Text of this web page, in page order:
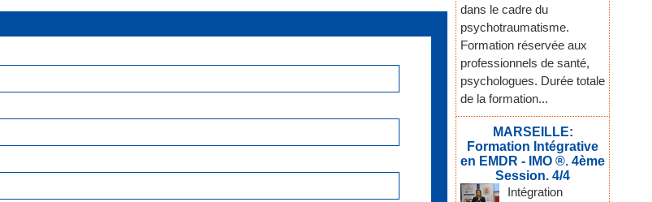
dans le cadre du
psychotraumatisme.
Formation réservée aux
professionnels de santé,
psychologues. Durée totale
de la formation...
MARSEILLE:
Formation Intégrative
en EMDR - IMO ®. 4ème
Session. 4/4
Intégration